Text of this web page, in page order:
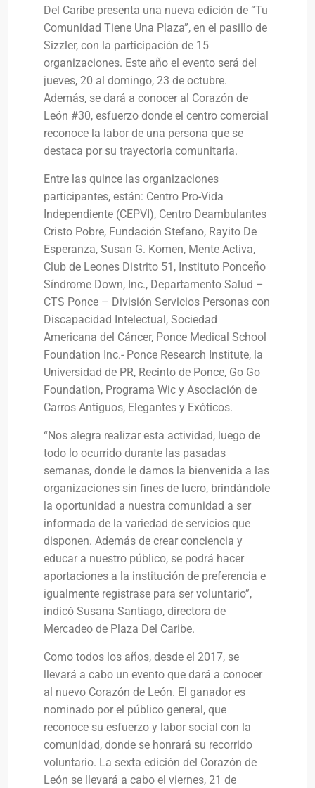
Del Caribe presenta una nueva edición de “Tu
Comunidad Tiene Una Plaza”, en el pasillo de
Sizzler, con la participación de 15
organizaciones. Este año el evento será del
jueves, 20 al domingo, 23 de octubre.
Además, se dará a conocer al Corazón de
León #30, esfuerzo donde el centro comercial
reconoce la labor de una persona que se
destaca por su trayectoria comunitaria.
Entre las quince las organizaciones
participantes, están: Centro Pro-Vida
Independiente (CEPVI), Centro Deambulantes
Cristo Pobre, Fundación Stefano, Rayito De
Esperanza, Susan G. Komen, Mente Activa,
Club de Leones Distrito 51, Instituto Ponceño
Síndrome Down, Inc., Departamento Salud –
CTS Ponce – División Servicios Personas con
Discapacidad Intelectual, Sociedad
Americana del Cáncer, Ponce Medical School
Foundation Inc.- Ponce Research Institute, la
Universidad de PR, Recinto de Ponce, Go Go
Foundation, Programa Wic y Asociación de
Carros Antiguos, Elegantes y Exóticos.
“Nos alegra realizar esta actividad, luego de
todo lo ocurrido durante las pasadas
semanas, donde le damos la bienvenida a las
organizaciones sin fines de lucro, brindándole
la oportunidad a nuestra comunidad a ser
informada de la variedad de servicios que
disponen. Además de crear conciencia y
educar a nuestro público, se podrá hacer
aportaciones a la institución de preferencia e
igualmente registrase para ser voluntario”,
indicó Susana Santiago, directora de
Mercadeo de Plaza Del Caribe.
Como todos los años, desde el 2017, se
llevará a cabo un evento que dará a conocer
al nuevo Corazón de León. El ganador es
nominado por el público general, que
reconoce su esfuerzo y labor social con la
comunidad, donde se honrará su recorrido
voluntario. La sexta edición del Corazón de
León se llevará a cabo el viernes, 21 de